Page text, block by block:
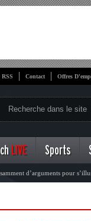
Contact Offres
LIVE Sports
d’arguments pour